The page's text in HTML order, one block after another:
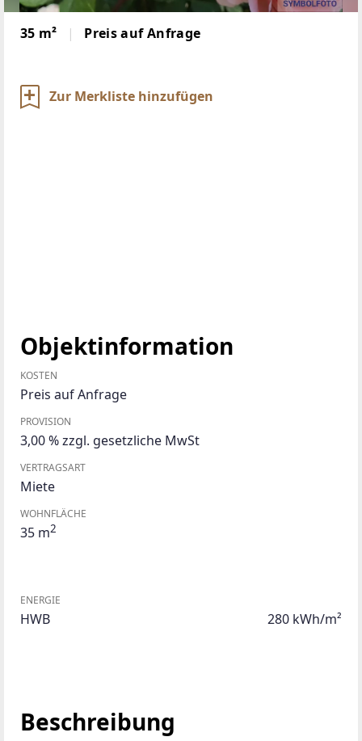
35 m² Preis auf Anfrage
Zur Merkliste hinzufügen
Objektinformation
KOSTEN
Preis auf Anfrage
PROVISION
3,00 % zzgl. gesetzliche MwSt
VERTRAGSART
Miete
WOHNFLÄCHE
35 m2
ENERGIE
HWB 280 kWh/m²
Beschreibung